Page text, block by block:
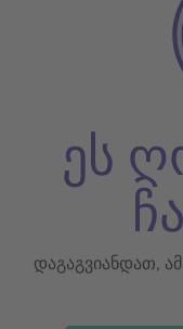
ეს
დაგაგვიანდათ,